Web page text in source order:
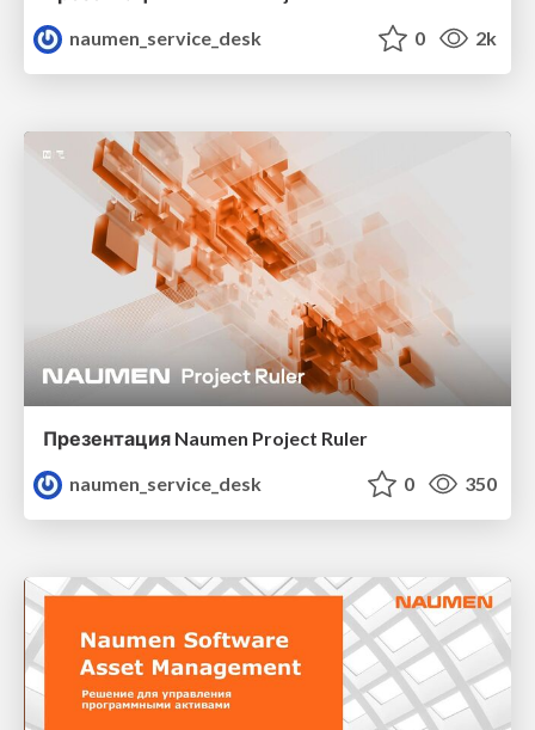
naumen_service_desk
0 2k
Презентация Naumen Project Ruler
naumen_service_desk
0 350